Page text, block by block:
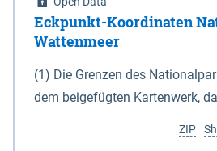
Eckpunkt-Koordinaten
Wattenmeer
(1) Die Grenzen des
dem beigefügten Kartenwerk,
(DTK) im Maßstab 1 : 100 000
ZIP